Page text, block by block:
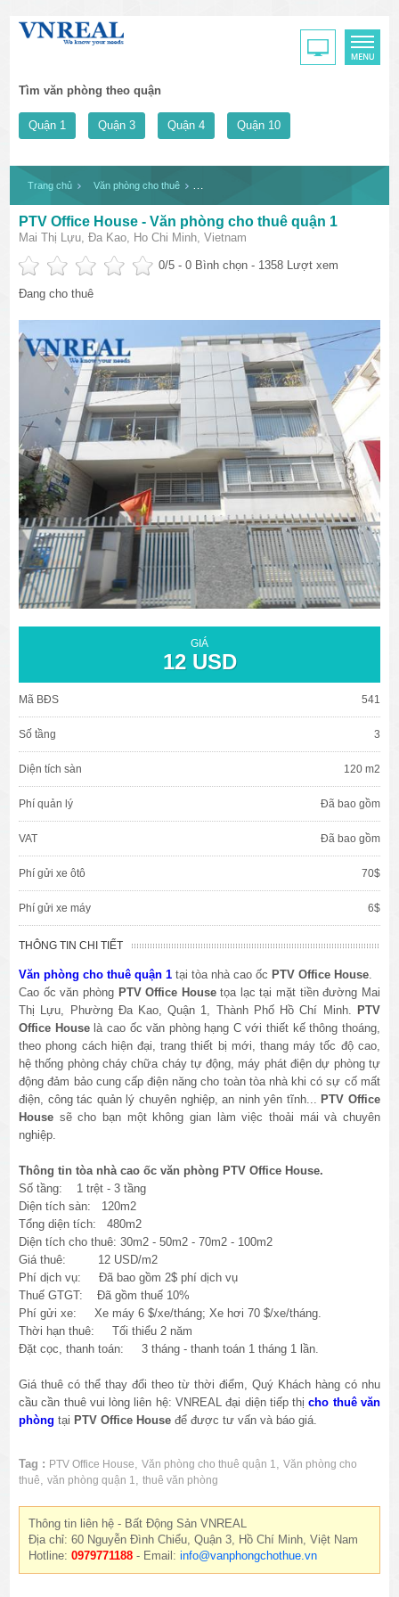
Tìm văn phòng theo quận
Quận 1 Quận 3 Quận 4 Quận 10
Trang chủ Văn phòng cho thuê
PTV Office House - Văn phòng cho thuê quận 1
Mai Thị Lựu, Đa Kao, Ho Chi Minh, Vietnam
0/5 -0 Bình chọn - 1358 Lượt xem
Đang cho thuê
GIÁ
12 USD
Mã BĐS 541
Số tầng 3
Diện tích sàn 120 m2
Phí quản lý Đã bao gồm
VAT Đã bao gồm
Phí gửi xe ôtô 70$
Phí gửi xe máy 6$
THÔNG TIN CHI TIẾT
Văn phòng cho thuê quận 1tại tòa nhà cao ốc PTV Office House.
Cao ốc văn phòng PTV Office Housetọa lạc tại mặt tiền đường Mai
Thị Lựu, Phường Đa Kao, Quận 1, Thành Phố Hồ Chí Minh. PTV
Office House là cao ốc văn phòng hạng C với thiết kế thông thoáng,
theo phong cách hiện đại, trang thiết bị mới, thang máy tốc độ cao,
hệ thống phòng cháy chữa cháy tự động, máy phát điện dự phòng tự
động đảm bảo cung cấp điện năng cho toàn tòa nhà khi có sự cố mất
điện, công tác quản lý chuyên nghiệp, an ninh yên tĩnh... PTV Office
House sẽ cho bạn một không gian làm việc thoải mái và chuyên
nghiệp.
Thông tin tòa nhà cao ốc văn phòng PTV Office House.
Số tầng: 1 trệt - 3 tầng
Diện tích sàn: 120m2
Tổng diện tích: 480m2
Diện tích cho thuê: 30m2 - 50m2 - 70m2 - 100m2
Giá thuê: 12 USD/m2
Phí dịch vụ: Đã bao gồm 2$ phí dịch vụ
Thuế GTGT: Đã gồm thuế 10%
Phí gửi xe: Xe máy 6 $/xe/tháng; Xe hơi 70 $/xe/tháng.
Thời hạn thuê: Tối thiểu 2 năm
Đặt cọc, thanh toán: 3 tháng - thanh toán 1 tháng 1 lần.
Giá thuê có thể thay đổi theo từ thời điểm, Quý Khách hàng có nhu
cầu cần thuê vui lòng liên hệ: VNREAL đại diện tiếp thịcho thuê văn
phòngtại PTV Office Houseđể được tư vấn và báo giá.
Tag : PTV Office House,Văn phòng cho thuê quận 1,Văn phòng cho
thuê,văn phòng quận 1,thuê văn phòng
Thông tin liên hệ - Bất Động Sản VNREAL
Địa chỉ: 60 Nguyễn Đình Chiểu, Quận 3, Hồ Chí Minh, Việt Nam
Hotline:0979771188 - Email:info@vanphongchothue.vn
văn phòng cho thuê quận 3
văn phòng quận 1
văn phòng quận 3
cao ốc văn phòng quận 1
cao ốc văn phòng quận 3